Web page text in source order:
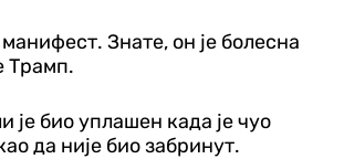
Знате, он је болесна
Трамп.
је био уплашен када је чуо
да није био забринут.